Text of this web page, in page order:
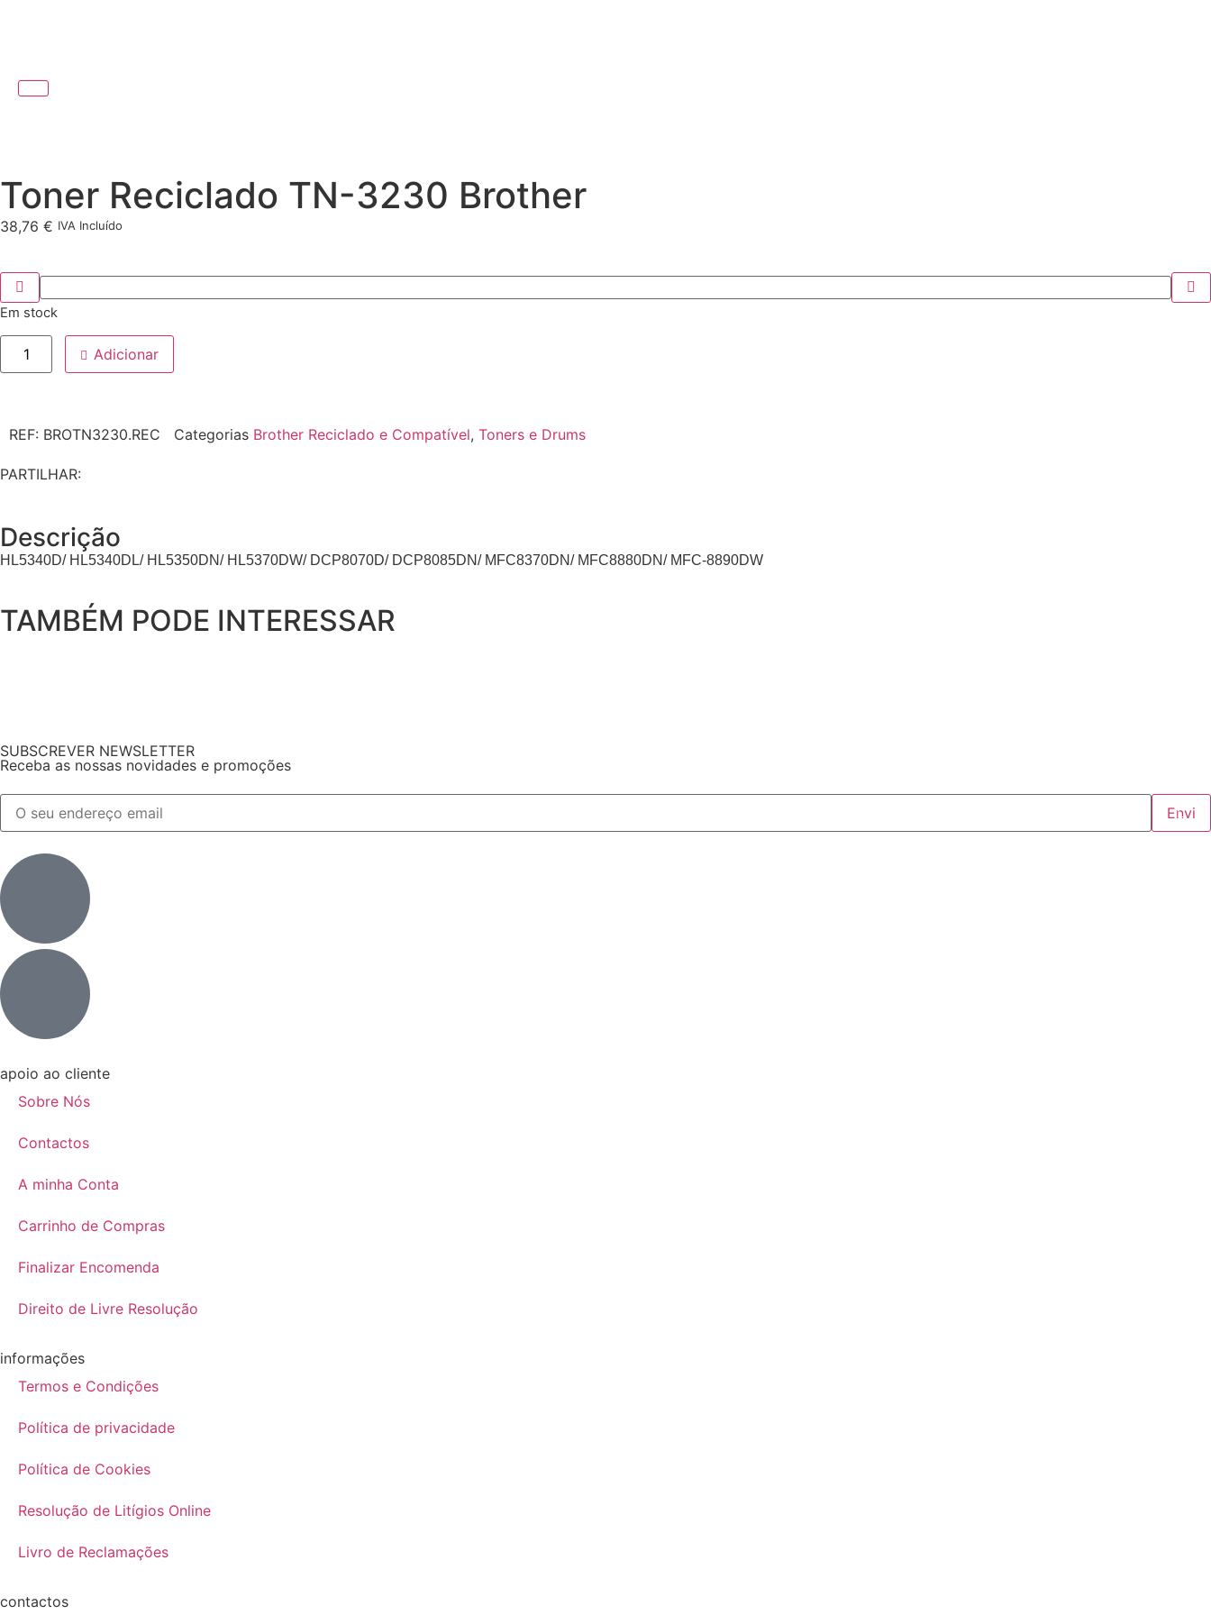
Toner Reciclado TN-3230 Brother
38,76 € IVA Incluído
Em stock
Adicionar
REF: BROTN3230.REC Categorias Brother Reciclado e Compatível, Toners e Drums
PARTILHAR:
Descrição
HL5340D/ HL5340DL/ HL5350DN/ HL5370DW/ DCP8070D/ DCP8085DN/ MFC8370DN/ MFC8880DN/ MFC-8890DW
TAMBÉM PODE INTERESSAR
SUBSCREVER NEWSLETTER
Receba as nossas novidades e promoções
apoio ao cliente
Sobre Nós
Contactos
A minha Conta
Carrinho de Compras
Finalizar Encomenda
Direito de Livre Resolução
informações
Termos e Condições
Política de privacidade
Política de Cookies
Resolução de Litígios Online
Livro de Reclamações
contactos